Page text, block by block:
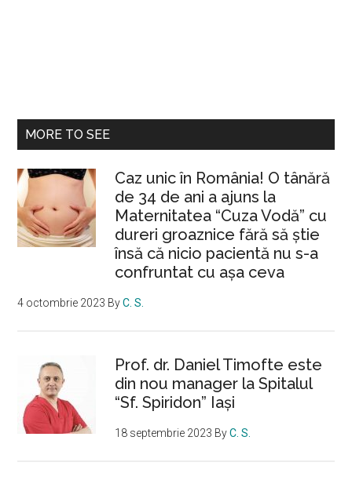
MORE TO SEE
Caz unic în România! O tânără
de 34 de ani a ajuns la
Maternitatea “Cuza Vodă” cu
dureri groaznice fără să ştie
însă că nicio pacientă nu s-a
confruntat cu așa ceva
4 octombrie 2023 ByC. S.
Prof. dr. Daniel Timofte este
din nou manager la Spitalul
“Sf. Spiridon” Iaşi
18 septembrie 2023 ByC. S.